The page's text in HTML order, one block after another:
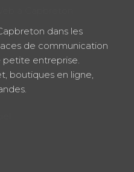
dans les
de communication
entreprise.
boutiques en ligne,